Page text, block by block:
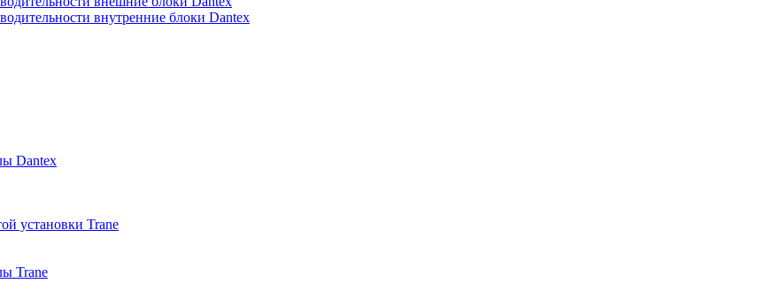
внутренние блоки Dantex
Dantex
установки Trane
Trane